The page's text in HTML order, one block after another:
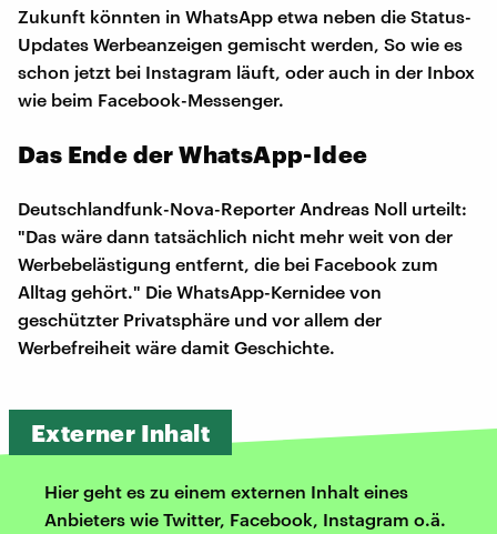
Zukunft könnten in WhatsApp etwa neben die Status-
Updates Werbeanzeigen gemischt werden, So wie es
schon jetzt bei Instagram läuft, oder auch in der Inbox
wie beim Facebook-Messenger.
Das Ende der WhatsApp-Idee
Deutschlandfunk-Nova-Reporter Andreas Noll urteilt:
"Das wäre dann tatsächlich nicht mehr weit von der
Werbebelästigung entfernt, die bei Facebook zum
Alltag gehört." Die WhatsApp-Kernidee von
geschützter Privatsphäre und vor allem der
Werbefreiheit wäre damit Geschichte.
Externer Inhalt
Hier geht es zu einem externen Inhalt eines
Anbieters wie Twitter, Facebook, Instagram o.ä.